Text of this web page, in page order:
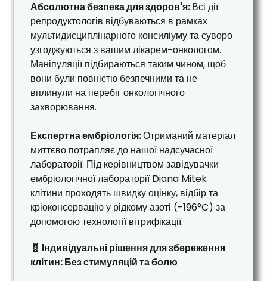
Абсолютна безпека для здоров'я:Всі дії
репродуктологів відбуваються в рамках
мультидисциплінарного консиліуму та суворо
узгоджуються з вашим лікарем-онкологом.
Маніпуляції підбираються таким чином, щоб
вони були повністю безпечними та не
вплинули на перебіг онкологічного
захворювання.
Експертна ембріологія:Отриманий матеріал
миттєво потрапляє до нашої надсучасної
лабораторії. Під керівництвом завідувачки
ембріологічної лабораторії Diana Mitek
клітини проходять швидку оцінку, відбір та
кріоконсервацію у рідкому азоті (-196°C) за
допомогою технології вітрифікації.
🧬 Індивідуальні рішення для збереження
клітин: Без стимуляцій та болю